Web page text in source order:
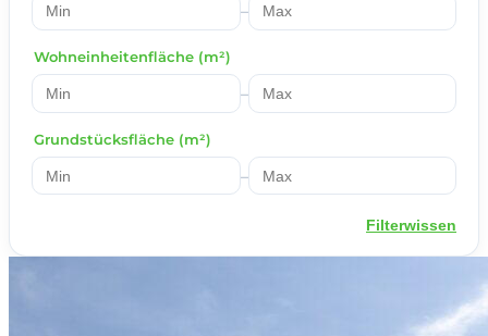
–
Wohneinheitenfläche (m²)
–
Grundstücksfläche (m²)
–
Filterwissen